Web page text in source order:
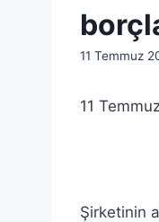
By
11 Temmuz
11
Şirketinin